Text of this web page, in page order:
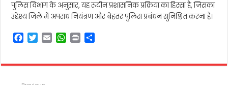
पुलिस विभाग के अनुसार, यह रूटीन प्रशासनिक प्रक्रिया का हिस्सा है, जिसका
उद्देश्य जिले में अपराध नियंत्रण और बेहतर पुलिस प्रबंधन सुनिश्चित करना है।
F
e
T
t
E
i
W
t
P
n
r